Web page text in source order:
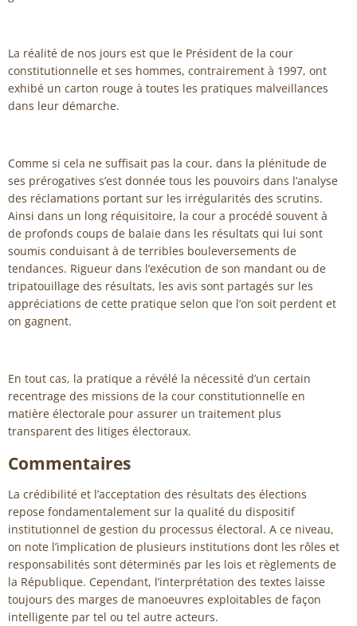
La réalité de nos jours est que le Président de la cour
constitutionnelle et ses hommes, contrairement à 1997, ont
exhibé un carton rouge à toutes les pratiques malveillances
dans leur démarche.
Comme si cela ne suffisait pas la cour, dans la plénitude de
ses prérogatives s’est donnée tous les pouvoirs dans l’analyse
des réclamations portant sur les irrégularités des scrutins.
Ainsi dans un long réquisitoire, la cour a procédé souvent à
de profonds coups de balaie dans les résultats qui lui sont
soumis conduisant à de terribles bouleversements de
tendances. Rigueur dans l’exécution de son mandant ou de
tripatouillage des résultats, les avis sont partagés sur les
appréciations de cette pratique selon que l’on soit perdent et
on gagnent.
En tout cas, la pratique a révélé la nécessité d’un certain
recentrage des missions de la cour constitutionnelle en
matière électorale pour assurer un traitement plus
transparent des litiges électoraux.
Commentaires
La crédibilité et l’acceptation des résultats des élections
repose fondamentalement sur la qualité du dispositif
institutionnel de gestion du processus électoral. A ce niveau,
on note l’implication de plusieurs institutions dont les rôles et
responsabilités sont déterminés par les lois et règlements de
la République. Cependant, l’interprétation des textes laisse
toujours des marges de manoeuvres exploitables de façon
intelligente par tel ou tel autre acteurs.